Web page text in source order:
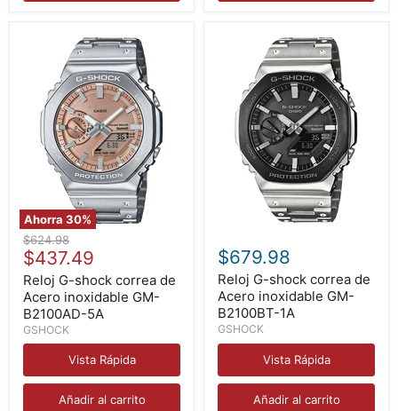
Ahorra 30%
Reloj
G-
shock
correa
de
Acero
inoxidable
GM-
B2100AD-
Precio
original
$624.98
Precio
actual
$437.49
Reloj G-shock correa de
Acero inoxidable GM-
B2100AD-5A
GSHOCK
Vista Rápida
Añadir al carrito
G-
shock
correa
de
Acero
inoxidable
GM-
B2100BT-
$679.98
Reloj G-shock correa de
Acero inoxidable GM-
B2100BT-1A
GSHOCK
Vista Rápida
Añadir al carrito